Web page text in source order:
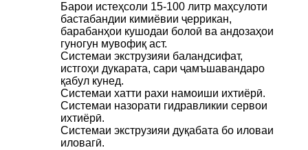
Барои истеҳсоли 15-100 литр маҳсулоти
бастабандии кимиёвии ҷеррикан,
барабанҳои кушодаи болоӣ ва андозаҳои
гуногун мувофиқ аст.
Системаи экструзияи баландсифат,
истгоҳи дукарата, сари ҷамъшавандаро
қабул кунед.
Системаи хатти рахи намоиши ихтиёрӣ.
Системаи назорати гидравликии сервои
ихтиёрӣ.
Системаи экструзияи дуқабата бо иловаи
иловагӣ.